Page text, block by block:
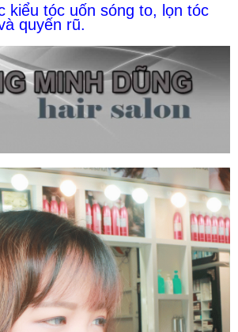
kiểu tóc uốn sóng to, lọn tóc
quyến rũ.